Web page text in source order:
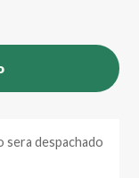
sera despachado